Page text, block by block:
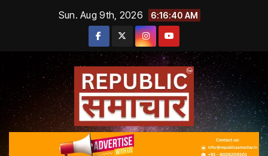
Sun. Aug 9th, 2026 6:16:42 AM